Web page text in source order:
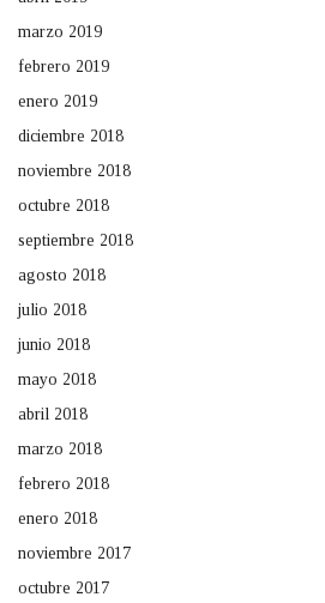
marzo 2019
febrero 2019
enero 2019
diciembre 2018
noviembre 2018
octubre 2018
septiembre 2018
agosto 2018
julio 2018
junio 2018
mayo 2018
abril 2018
marzo 2018
febrero 2018
enero 2018
noviembre 2017
octubre 2017